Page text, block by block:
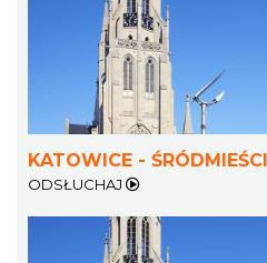
Wystawa prof.
Kwiatkowskiego w
KATOWICE -
ODSŁUCHAJ